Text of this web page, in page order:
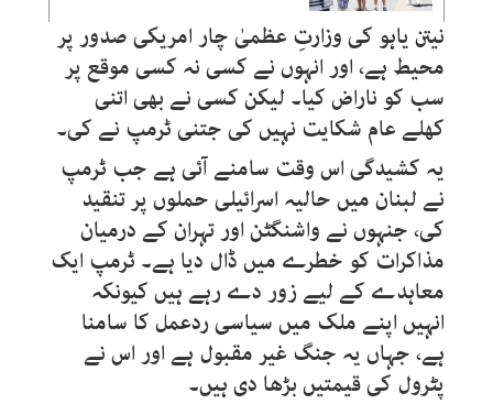
نیتن یاہو کی وزارتِ عظمیٰ چار امریکی صدور پر
محیط ہے، اور انہوں نے کسی نہ کسی موقع پر
سب کو ناراض کیا۔ لیکن کسی نے بھی اتنی
کھلے عام شکایت نہیں کی جتنی ٹرمپ نے کی۔
یہ کشیدگی اس وقت سامنے آئی ہے جب ٹرمپ
نے لبنان میں حالیہ اسرائیلی حملوں پر تنقید
کی، جنہوں نے واشنگٹن اور تہران کے درمیان
مذاکرات کو خطرے میں ڈال دیا ہے۔ ٹرمپ ایک
معاہدے کے لیے زور دے رہے ہیں کیونکہ
انہیں اپنے ملک میں سیاسی ردعمل کا سامنا
ہے، جہاں یہ جنگ غیر مقبول ہے اور اس نے
پٹرول کی قیمتیں بڑھا دی ہیں۔